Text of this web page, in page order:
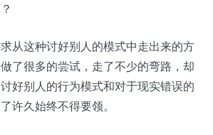
从这种讨好别人的模式中走出来的方
了很多的尝试，走了不少的弯路，却
好别人的行为模式和对于现实错误的
许久始终不得要领。